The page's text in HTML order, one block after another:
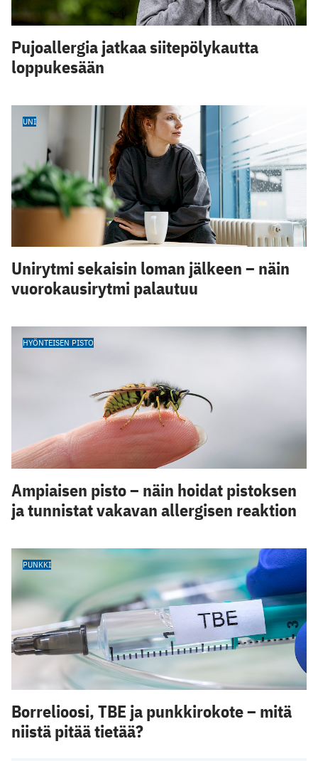
Pujoallergia jatkaa siitepölykautta
loppukesään
UNI
Unirytmi sekaisin loman jälkeen – näin
vuorokausirytmi palautuu
HYÖNTEISEN PISTO
Ampiaisen pisto – näin hoidat pistoksen
ja tunnistat vakavan allergisen reaktion
PUNKKI
Borrelioosi, TBE ja punkkirokote – mitä
niistä pitää tietää?